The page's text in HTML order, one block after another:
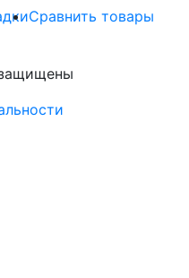
Сравнить товары